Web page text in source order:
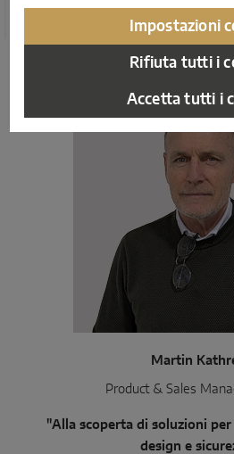
Martin
Product & Sales
"Alla scoperta di soluzioni
design e
Impostazioni
Rifiuta tutti i
Accetta tutti i